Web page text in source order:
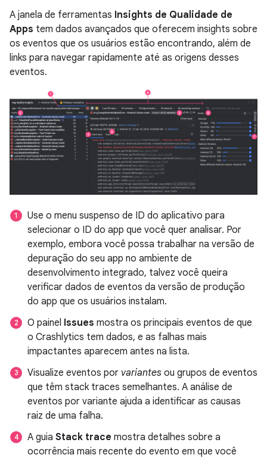
A janela de ferramentas Insights de Qualidade de
Apps tem dados avançados que oferecem insights sobre
os eventos que os usuários estão encontrando, além de
links para navegar rapidamente até as origens desses
eventos.
Use o menu suspenso de ID do aplicativo para
selecionar o ID do app que você quer analisar. Por
exemplo, embora você possa trabalhar na versão de
depuração do seu app no ambiente de
desenvolvimento integrado, talvez você queira
verificar dados de eventos da versão de produção
do app que os usuários instalam.
O painel Issues mostra os principais eventos de que
o Crashlytics tem dados, e as falhas mais
impactantes aparecem antes na lista.
Visualize eventos por variantes ou grupos de eventos
que têm stack traces semelhantes. A análise de
eventos por variante ajuda a identificar as causas
raiz de uma falha.
A guia Stack trace mostra detalhes sobre a
ocorrência mais recente do evento em que você